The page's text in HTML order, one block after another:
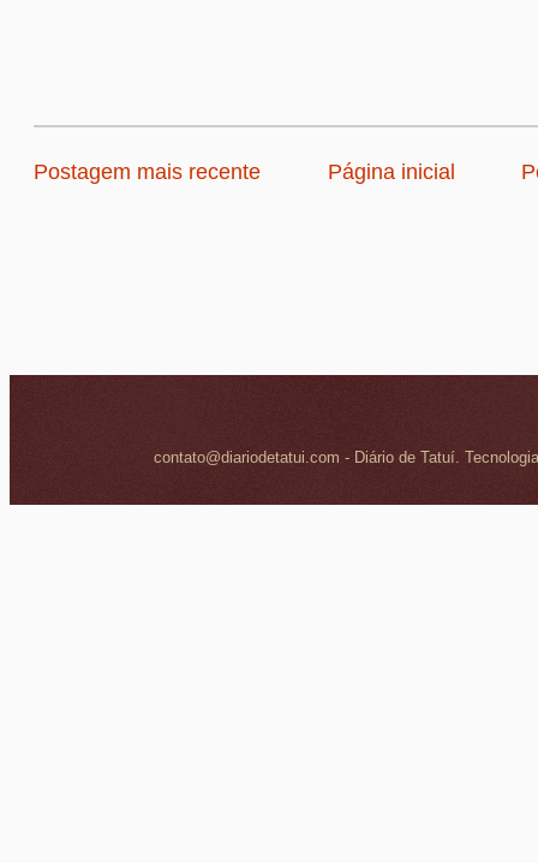
Postagem mais recente Página inicial
contato@diariodetatui.com - Diário de Tatuí.